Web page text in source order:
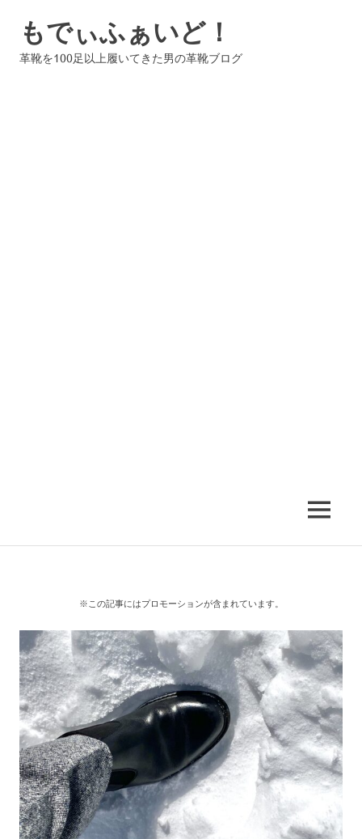
もでぃふぁいど！
革靴を100足以上履いてきた男の革靴ブログ
MENU
※この記事にはプロモーションが含まれています。